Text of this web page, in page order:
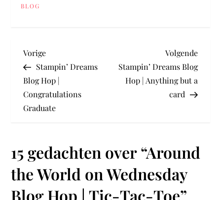
BLOG
B
e
r
c
h
t
Vorig
bericht
Vorige
Stampin’ Dreams
Blog Hop |
Congratulations
Graduate
Volgende
Stampin’ Dreams Blog
Hop | Anything but a
card
15 gedachten over “Around
the World on Wednesday
Blog Hop | Tic-Tac-Toe”